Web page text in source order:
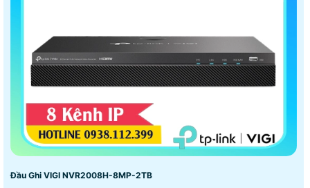
Đầu Ghi VIGI NVR2008H-8MP-2TB